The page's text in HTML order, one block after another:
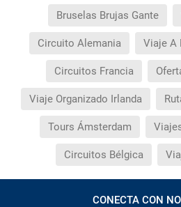
Bruselas Brujas Gante
Circuito Alemania Viaje A
Circuitos Francia
Viaje Organizado Irlanda
Tours Ámsterdam
Circuitos Bélgica
CONECTA CON